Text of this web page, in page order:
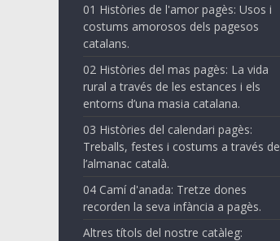
01 Històries de l'amor pagès: Usos i
costums amorosos dels pagesos
catalans.
02 Històries del mas pagès: La vida
rural a través de les estances i els
entorns d’una masia catalana.
03 Històries del calendari pagès:
Treballs, festes i costums a través de
l’almanac català.
04 Camí d'anada: Tretze dones
recorden la seva infància a pagès.
Altres títols del nostre catàleg: